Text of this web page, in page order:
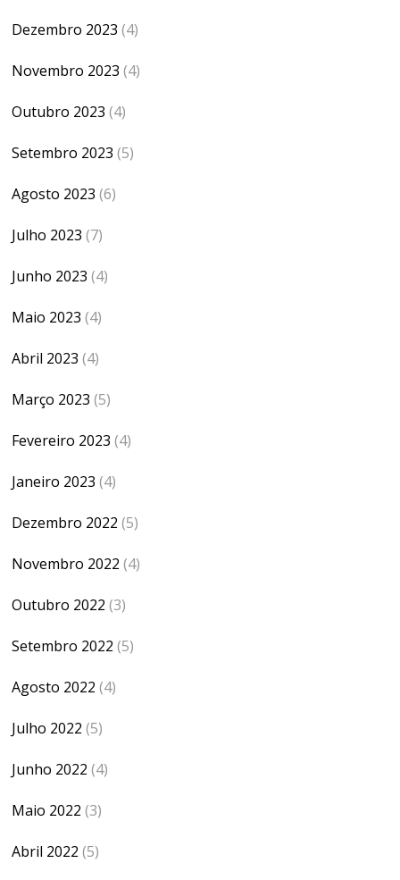
Dezembro 2023 (4)
Novembro 2023 (4)
Outubro 2023 (4)
Setembro 2023 (5)
Agosto 2023 (6)
Julho 2023 (7)
Junho 2023 (4)
Maio 2023 (4)
Abril 2023 (4)
Março 2023 (5)
Fevereiro 2023 (4)
Janeiro 2023 (4)
Dezembro 2022 (5)
Novembro 2022 (4)
Outubro 2022 (3)
Setembro 2022 (5)
Agosto 2022 (4)
Julho 2022 (5)
Junho 2022 (4)
Maio 2022 (3)
Abril 2022 (5)